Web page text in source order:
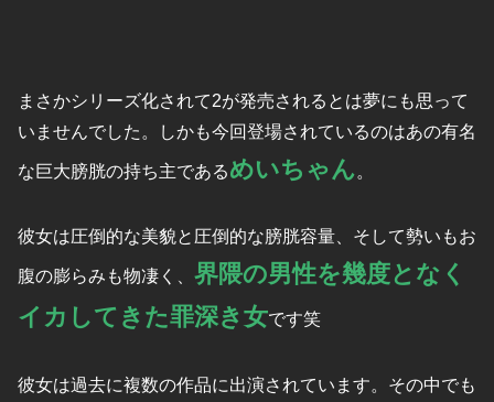
まさかシリーズ化されて2が発売されるとは夢にも思って
いませんでした。しかも今回登場されているのはあの有名
な巨大膀胱の持ち主であるめいちゃん。
彼女は圧倒的な美貌と圧倒的な膀胱容量、そして勢いもお
腹の膨らみも物凄く、 界隈の男性を幾度となく
イカしてきた罪深き女です笑
彼女は過去に複数の作品に出演されています。その中でも